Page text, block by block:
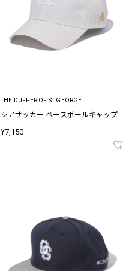
THE DUFFER OF ST.GEORGE
シアサッカー ベースボールキャップ
¥7,150